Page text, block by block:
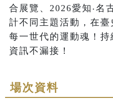
合展覽、2026愛知‧名
計不同主題活動，在
每一世代的運動魂！
場次資料